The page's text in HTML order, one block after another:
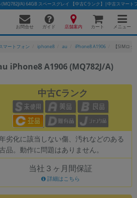
(MQ782J/A) 64GB スペースグレイ 【中古Cランク】|中古スマート
お問合せ ガイド 店舗案内 カート メニュー
マートフォン iphone8 au iPhone8 A1906 【SIMロ
iPhone8 A1906 (MQ782J/A)
中古Cランク
劣化に該当しない傷、汚れなどのある
品。動作に問題はありません。
当社３ヶ月間保証
詳細はこちら
ン検索に切り替える
MacBook